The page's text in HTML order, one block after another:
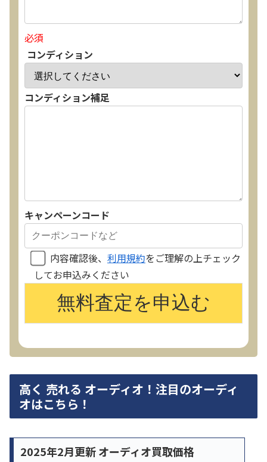
必須
コンディション
コンディション補足
キャンペーンコード
内容確認後、 利用規約をご理解の上チェック
してお申込みください
高く 売れる オーディオ！注目のオーディ
オはこちら！
2025年2月更新 オーディオ買取価格